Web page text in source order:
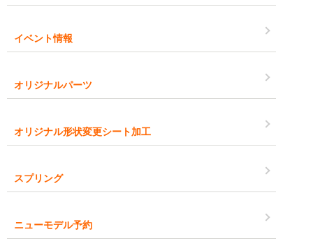
イベント情報
オリジナルパーツ
オリジナル形状変更シート加工
スプリング
ニューモデル予約